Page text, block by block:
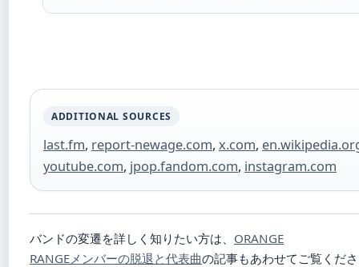
ADDITIONAL SOURCES
last.fm, report-newage.com, x.com,
youtube.com, jpop.fandom.com, instagram.com
バンドの変遷を詳しく知りたい方は、 ORANGE
RANGEメンバーの脱退と代表曲の記事もあわせてご覧くだ